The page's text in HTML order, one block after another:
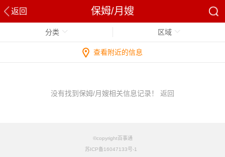
返回 保姆/月嫂
分类 区域
查看附近的信息
没有找到保姆/月嫂相关信息记录！ 返回
©copyright百事通
苏ICP备16047133号-1